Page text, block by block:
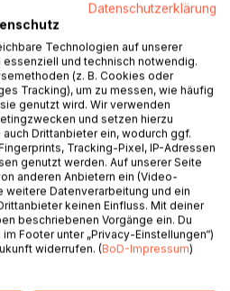
Sarah Bernhardt gesehen hatte.
eine historische Begebenheit
Tragödie der namhaften
vielen Bemühungen gelang es
für eine Oper mit diesem
fand in Rom die
statt - mit einem
den Komponisten.
Text die an deutschen
Übertragung des Librettos
musikalische und das äußere
der Oper mit Hinweisen
und Sinnzusammenhang. Eine
Datenschutzerklärung
Technologien auf unserer
essenziell und technisch notwendig.
(z. B. Cookies oder
Tracking), um zu messen, wie häufig
genutzt wird. Wir verwenden
und setzen hierzu
Drittanbieter ein, wodurch ggf.
Tracking-Pixel, IP-Adressen
genutzt werden. Auf unserer Seite
anderen Anbietern ein (Video-
weitere Datenverarbeitung und ein
keinen Einfluss. Mit deiner
beschriebenen Vorgänge ein. Du
Footer unter „Privacy-Einstellungen“)
widerrufen. (BoD-Impressum)